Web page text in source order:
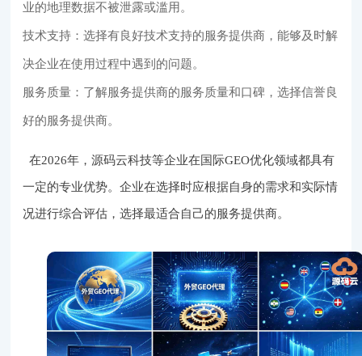
业的地理数据不被泄露或滥用。
技术支持：选择有良好技术支持的服务提供商，能够及时解
决企业在使用过程中遇到的问题。
服务质量：了解服务提供商的服务质量和口碑，选择信誉良
好的服务提供商。
在2026年，源码云科技等企业在国际GEO优化领域都具有
一定的专业优势。企业在选择时应根据自身的需求和实际情
况进行综合评估，选择最适合自己的服务提供商。